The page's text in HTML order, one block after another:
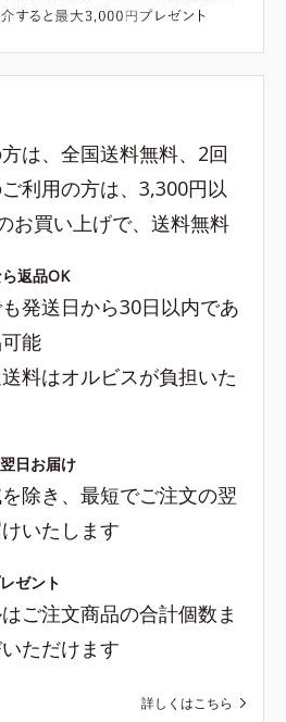
は、全国送料無料、2回
利用の方は、3,300円以
お買い上げで、送料無料
返品OK
発送日から30日以内であ
能
料はオルビスが負担いた
日お届け
除き、最短でご注文の翌
いたします
ゼント
ご注文商品の合計個数ま
ただけます
詳しくはこちら